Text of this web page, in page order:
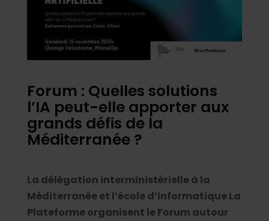
Forum : Quelles solutions
l’IA peut-elle apporter aux
grands défis de la
Méditerranée ?
La délégation interministérielle à la
Méditerranée et l’école d’informatique La
Plateforme organisent le Forum autour